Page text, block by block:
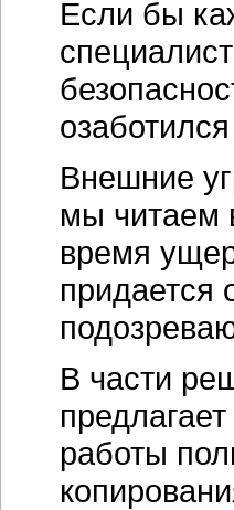
Если бы
Внешние
мы читаем
время
придается
В части
работы